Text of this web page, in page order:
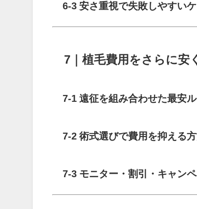
6-3 安さ重視で失敗しやすい
7｜植毛費用をさらに安
7-1 遠征を組み合わせた最安
7-2 術式選びで費用を抑える
7-3 モニター・割引・キャン